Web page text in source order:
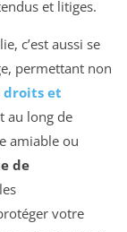
et litiges.
c’est aussi se
permettant non
droits et
au long de
amiable ou
de
votre